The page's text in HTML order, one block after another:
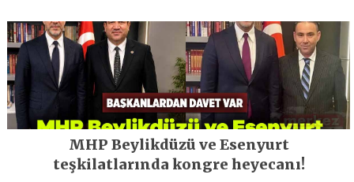
MHP Beylikdüzü ve Esenyurt
teşkilatlarında kongre heyecanı!